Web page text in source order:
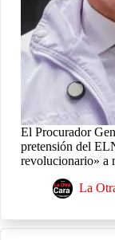
El Procurador
pretensión del
revolucionario» a
La